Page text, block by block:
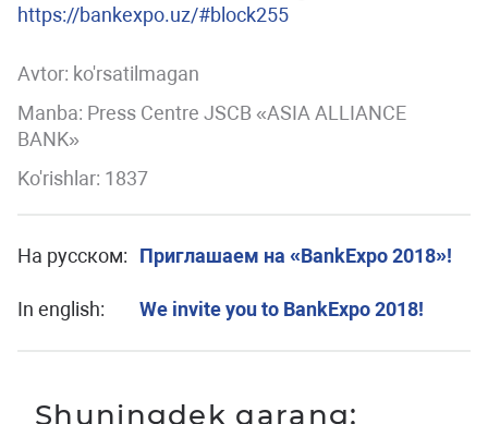
https://bankexpo.uz/#block255
Avtor: ko'rsatilmagan
Manba: Press Centre JSCB «ASIA ALLIANCE
BANK»
Ko'rishlar: 1837
На русском: Приглашаем на «BankExpo 2018»!
In english: We invite you to BankExpo 2018!
Shuningdek qarang: